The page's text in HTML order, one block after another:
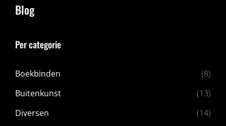
Blog
Per categorie
Boekbinden
(8)
Buitenkunst
(13)
Diversen
(14)